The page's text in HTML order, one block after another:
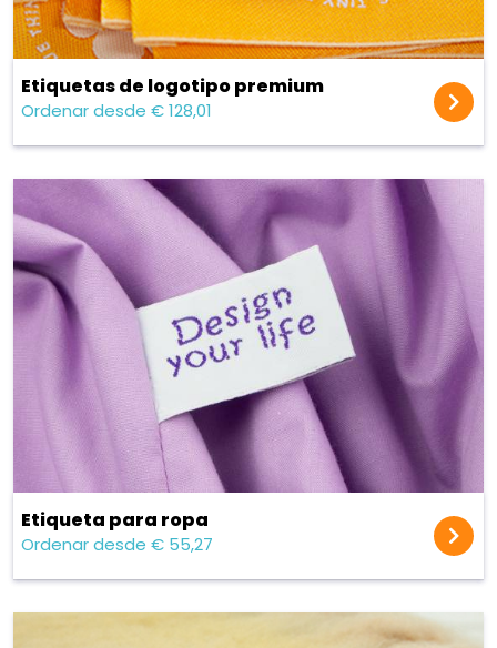
Etiquetas de logotipo premium
Ordenar desde € 128,01
Etiqueta para ropa
Ordenar desde € 55,27